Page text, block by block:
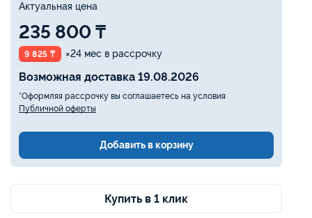
Актуальная цена
235 800 ₸
9 825 ₸ ×24 мес в рассрочку
Возможная доставка 19.08.2026
*Оформляя рассрочку вы соглашаетесь на условия
Публичной оферты
Добавить в корзину
Купить в 1 клик